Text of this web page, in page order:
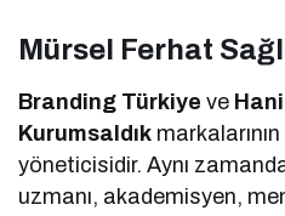
Mürsel Ferhat
Branding Türkiye ve Hani
Kurumsaldık
yöneticisidir. Aynı
uzmanı, akademisyen,